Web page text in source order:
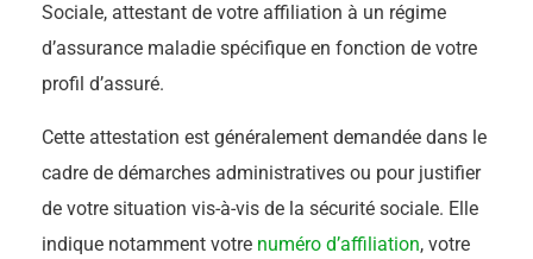
Sociale, attestant de votre affiliation à un régime
d’assurance maladie spécifique en fonction de votre
profil d’assuré.
Cette attestation est généralement demandée dans le
cadre de démarches administratives ou pour justifier
de votre situation vis-à-vis de la sécurité sociale. Elle
indique notamment votre numéro d’affiliation, votre